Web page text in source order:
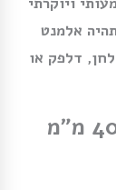
אלמנט
דלפק או
איך מודדים פלטת בוצ׳ר אלון 40 מ״מ